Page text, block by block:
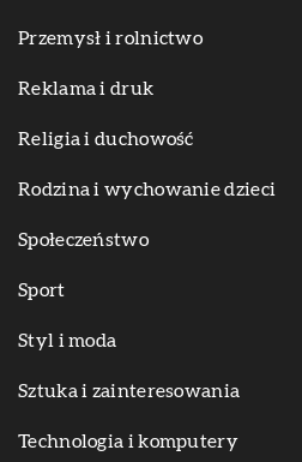
Przemysł i rolnictwo
Reklama i druk
Religia i duchowość
Rodzina i wychowanie dzieci
Społeczeństwo
Sport
Styl i moda
Sztuka i zainteresowania
Technologia i komputery